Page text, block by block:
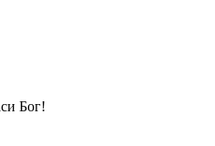
Бог!